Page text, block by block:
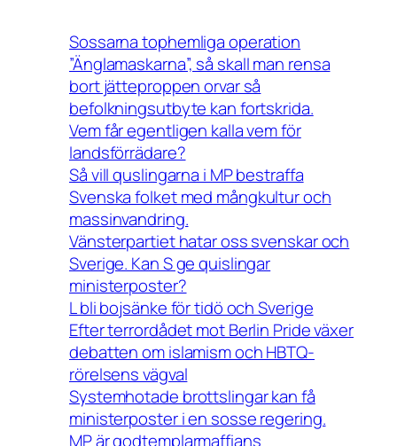
Sossarna tophemliga operation
”Änglamaskarna”, så skall man rensa
bort jätteproppen orvar så
befolkningsutbyte kan fortskrida.
Vem får egentligen kalla vem för
landsförrädare?
Så vill quslingarna i MP bestraffa
Svenska folket med mångkultur och
massinvandring.
Vänsterpartiet hatar oss svenskar och
Sverige. Kan S ge quislingar
ministerposter?
L bli bojsänke för tidö och Sverige
Efter terrordådet mot Berlin Pride växer
debatten om islamism och HBTQ-
rörelsens vägval
Systemhotade brottslingar kan få
ministerposter i en sosse regering.
MP är godtemplarmaffians